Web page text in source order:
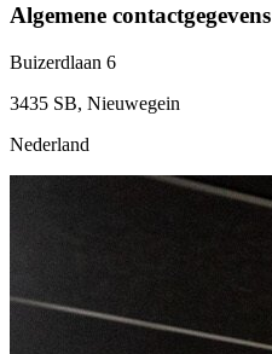
Algemene contactgegevens
Buizerdlaan 6
3435 SB, Nieuwegein
Nederland